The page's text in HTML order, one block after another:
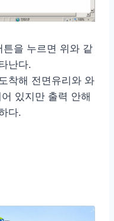
을 누르면 위와 같
난다.
착해 전면유리와 와
있지만 출력 안해
다.